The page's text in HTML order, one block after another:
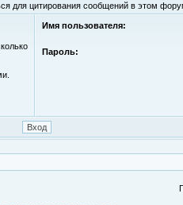
для цитирования сообщений в этом
Имя пользователя:
Пароль: